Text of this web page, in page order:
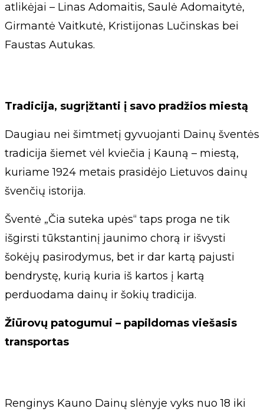
atlikėjai – Linas Adomaitis, Saulė Adomaitytė,
Girmantė Vaitkutė, Kristijonas Lučinskas bei
Faustas Autukas.
Tradicija, sugrįžtanti į savo pradžios miestą
Daugiau nei šimtmetį gyvuojanti Dainų šventės
tradicija šiemet vėl kviečia į Kauną – miestą,
kuriame 1924 metais prasidėjo Lietuvos dainų
švenčių istorija.
Šventė „Čia suteka upės“ taps proga ne tik
išgirsti tūkstantinį jaunimo chorą ir išvysti
šokėjų pasirodymus, bet ir dar kartą pajusti
bendrystę, kurią kuria iš kartos į kartą
perduodama dainų ir šokių tradicija.
Žiūrovų patogumui – papildomas viešasis
transportas
Renginys Kauno Dainų slėnyje vyks nuo 18 iki